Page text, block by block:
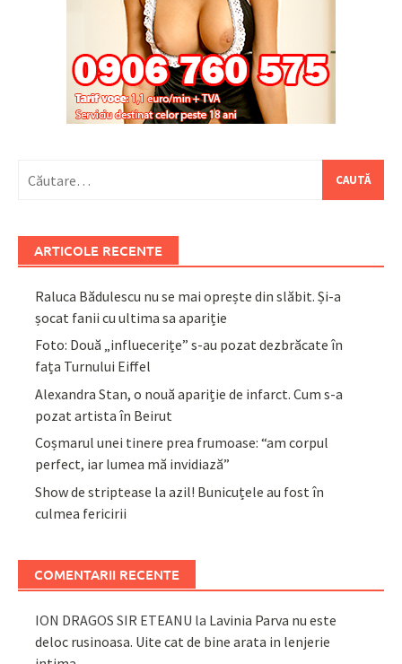
după:
ARTICOLE RECENTE
Raluca Bădulescu nu se mai oprește din slăbit. Și-a
șocat fanii cu ultima sa apariție
Foto: Două „influecerițe” s-au pozat dezbrăcate în
fața Turnului Eiffel
Alexandra Stan, o nouă apariție de infarct. Cum s-a
pozat artista în Beirut
Coșmarul unei tinere prea frumoase: “am corpul
perfect, iar lumea mă invidiază”
Show de striptease la azil! Bunicuțele au fost în
culmea fericirii
COMENTARII RECENTE
ION DRAGOS SIR ETEANU la Lavinia Parva nu este
deloc rusinoasa. Uite cat de bine arata in lenjerie